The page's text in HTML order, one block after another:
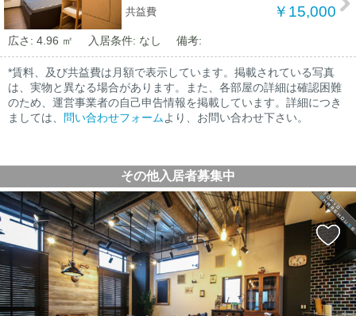
共益費 ￥15,000
広さ: 4.96 ㎡ 入居条件: なし 備考:
*賃料、及び共益費は月額で表示しています。掲載されている写真
は、実物と異なる場合があります。また、各部屋の詳細は確認困難
のため、運営事業者の自己申告情報を掲載しています。詳細につき
ましては、
問い合わせフォームより、お問い合わせ下さい。
その他入居者募集中